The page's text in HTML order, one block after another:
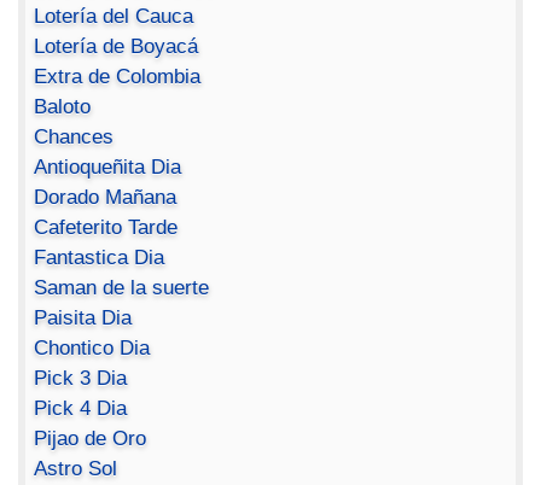
Lotería del Cauca
Lotería de Boyacá
Extra de Colombia
Baloto
Chances
Antioqueñita Dia
Dorado Mañana
Cafeterito Tarde
Fantastica Dia
Saman de la suerte
Paisita Dia
Chontico Dia
Pick 3 Dia
Pick 4 Dia
Pijao de Oro
Astro Sol